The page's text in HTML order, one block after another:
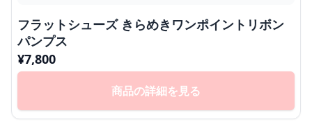
フラットシューズ きらめきワンポイントリボン
パンプス
¥7,800
商品の詳細を見る